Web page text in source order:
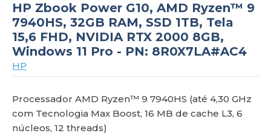
HP Zbook Power G10, AMD Ryzen™ 9
7940HS, 32GB RAM, SSD 1TB, Tela
15,6 FHD, NVIDIA RTX 2000 8GB,
Windows 11 Pro - PN: 8R0X7LA#AC4
HP
Processador AMD Ryzen™ 9 7940HS (até 4,30 GHz
com Tecnologia Max Boost, 16 MB de cache L3, 6
núcleos, 12 threads)